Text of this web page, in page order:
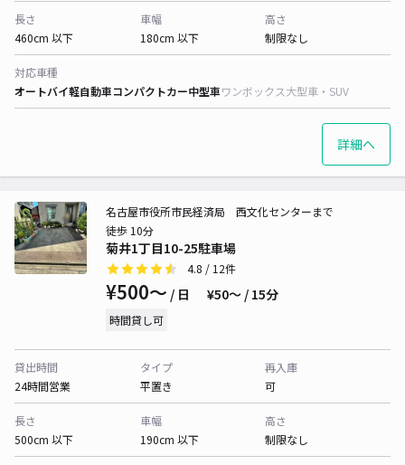
長さ
460cm 以下
車幅
180cm 以下
高さ
制限なし
対応車種
オートバイ軽自動車コンパクトカー中型車ワンボックス大型車・SUV
詳細へ
菊井1丁目10-25駐車場
名古屋市役所市民経済局 西文化センターまで
徒歩 10分
4.8 / 12件
¥500〜 / 日 ¥50〜 / 15分
時間貸し可
貸出時間
24時間営業
タイプ
平置き
再入庫
可
長さ
500cm 以下
車幅
190cm 以下
高さ
制限なし